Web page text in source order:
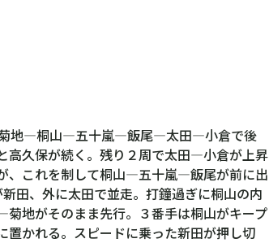
地―桐山―五十嵐―飯尾―太田―小倉で後
高久保が続く。残り２周で太田―小倉が上昇
、これを制して桐山―五十嵐―飯尾が前に出
田、外に太田で並走。打鐘過ぎに桐山の内
地がそのまま先行。３番手は桐山がキープ
置かれる。スピードに乗った新田が押し切